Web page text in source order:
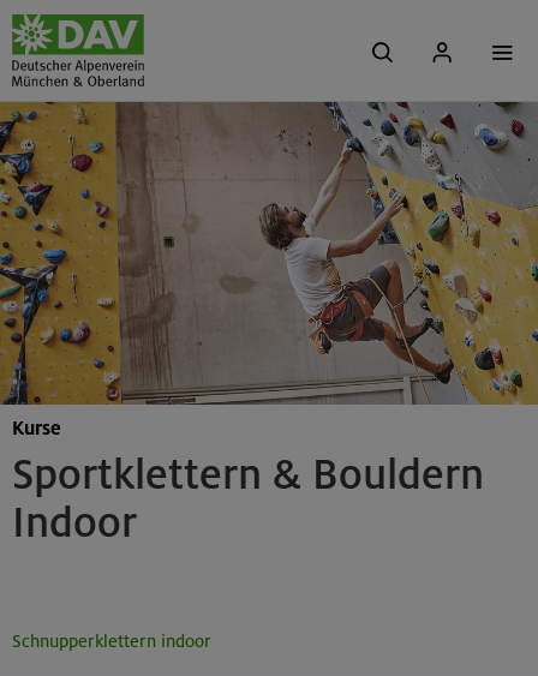
Sportklettern & Bouldern
Indoor
Kurse
Schnupperklettern indoor